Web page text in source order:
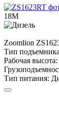
18М
Zoomlion
Тип
Рабочая высота:
Тип питания: